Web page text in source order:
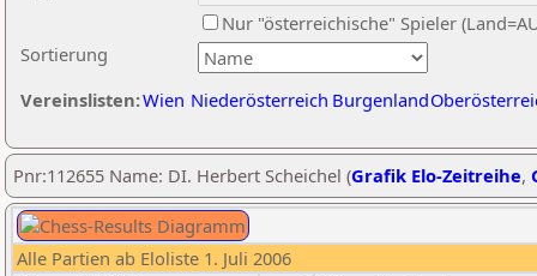
Sortierung
Nur "österreichische" Spieler
Vereinslisten:Wien Niederösterreich Burgenland
Pnr:112655 Name: DI. Herbert Scheichel (Grafik Elo-Zeitreihe,
Alle Partien ab Eloliste 1. Juli 2006